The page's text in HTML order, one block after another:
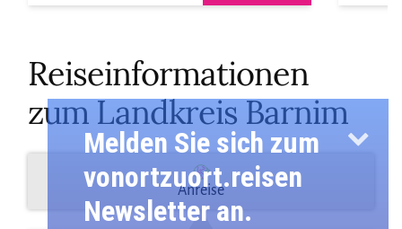
Reiseinformationen
zum Landkreis Barnim
Anreise
Melden Sie sich zum
vonortzuort.reisen
Newsletter an.